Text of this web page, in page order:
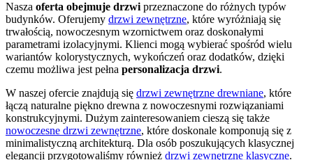
Nasza oferta obejmuje drzwi przeznaczone do różnych typów
budynków. Oferujemy drzwi zewnętrzne, które wyróżniają się
trwałością, nowoczesnym wzornictwem oraz doskonałymi
parametrami izolacyjnymi. Klienci mogą wybierać spośród wielu
wariantów kolorystycznych, wykończeń oraz dodatków, dzięki
czemu możliwa jest pełna personalizacja drzwi.
W naszej ofercie znajdują się drzwi zewnętrzne drewniane, które
łączą naturalne piękno drewna z nowoczesnymi rozwiązaniami
konstrukcyjnymi. Dużym zainteresowaniem cieszą się także
nowoczesne drzwi zewnętrzne, które doskonale komponują się z
minimalistyczną architekturą. Dla osób poszukujących klasycznej
elegancji przygotowaliśmy również drzwi zewnętrzne klasyczne.